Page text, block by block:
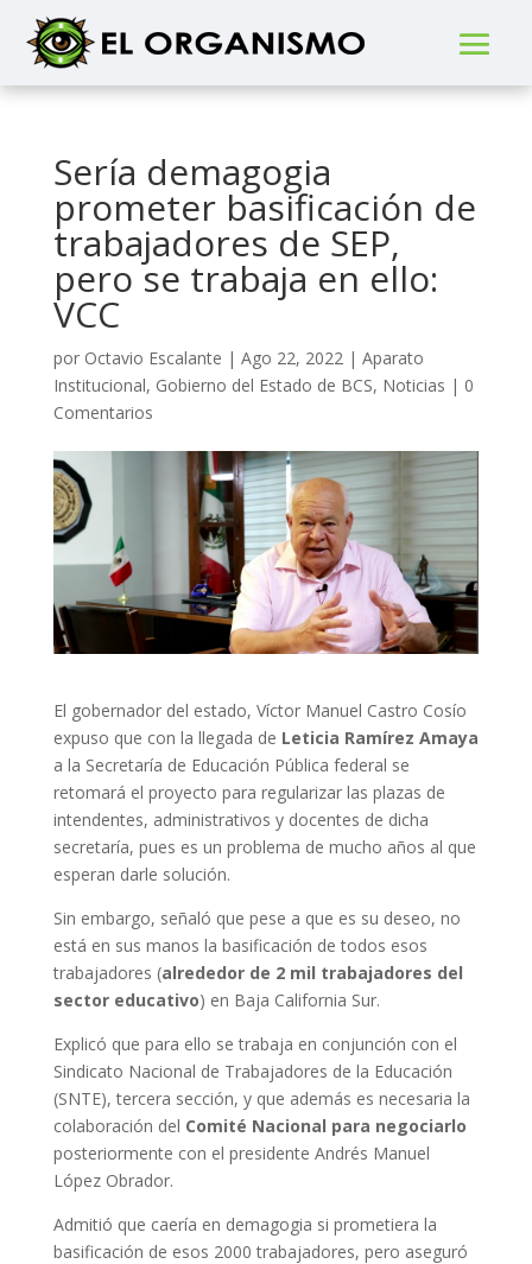
Sería demagogia
prometer basificación de
trabajadores de SEP,
pero se trabaja en ello:
VCC
por Octavio Escalante | Ago 22, 2022| Aparato
Institucional, Gobierno del Estado de BCS, Noticias | 0
Comentarios
El gobernador del estado, Víctor Manuel Castro Cosío
expuso que con la llegada de Leticia Ramírez Amaya
a la Secretaría de Educación Pública federal se
retomará el proyecto para regularizar las plazas de
intendentes, administrativos y docentes de dicha
secretaría, pues es un problema de mucho años al que
esperan darle solución.
Sin embargo, señaló que pese a que es su deseo, no
está en sus manos la basificación de todos esos
trabajadores (alrededor de 2 mil trabajadores del
sector educativo) en Baja California Sur.
Explicó que para ello se trabaja en conjunción con el
Sindicato Nacional de Trabajadores de la Educación
(SNTE), tercera sección, y que además es necesaria la
colaboración del Comité Nacional para negociarlo
posteriormente con el presidente Andrés Manuel
López Obrador.
Admitió que caería en demagogia si prometiera la
basificación de esos 2000 trabajadores, pero aseguró